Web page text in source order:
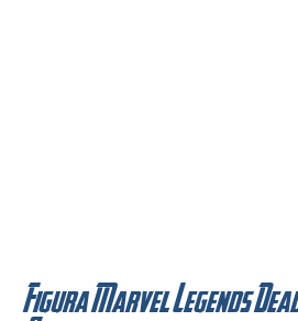
Figura Marvel Legends